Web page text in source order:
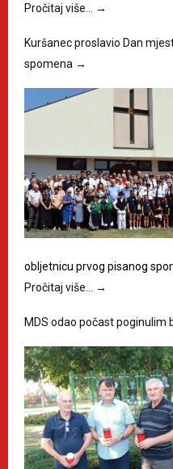
Pročitaj više…
→
Kuršanec proslavio Dan
spomena →
obljetnicu prvog pisanog
Pročitaj više…
→
MDS odao počast poginulim